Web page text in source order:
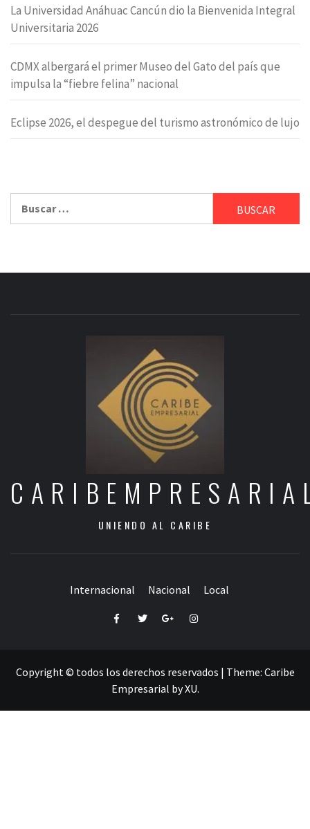
La Universidad Anáhuac Cancún dio la Bienvenida Integral
Universitaria 2026
CDMX albergará el primer Museo del Gato del país que
impulsa la “fiebre felina” nacional
Eclipse 2026, el despegue del turismo astronómico de lujo
UNIENDO AL CARIBE
Internacional Nacional Local
FacebookTwitterGoogle+Instagram
Copyright © todos los derechos reservados | Theme: Caribe
Empresarial byXU.